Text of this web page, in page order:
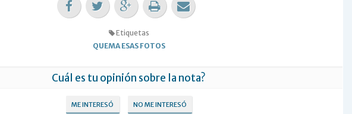
Etiquetas
QUEMA ESAS FOTOS
Cuál es tu opinión sobre la nota?
ME INTERESÓ NO ME INTERESÓ